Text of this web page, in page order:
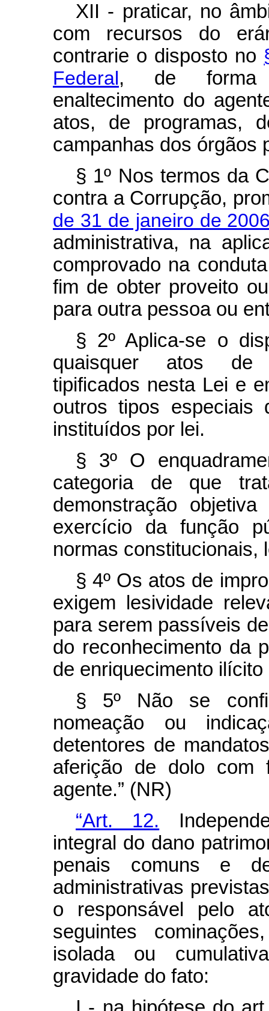
XII - praticar, no
com recursos do
contrarie o disposto no
Federal, de forma
enaltecimento do
atos, de programas,
campanhas dos órgãos
§ 1º Nos termos da
contra a Corrupção,
de 31 de janeiro de
administrativa, na
comprovado na
fim de obter proveito
para outra pessoa ou
§ 2º Aplica-se o
quaisquer atos de
tipificados nesta Lei e
outros tipos especiais
instituídos por lei.
§ 3º O
categoria de que
demonstração
exercício da função
normas constitucionais,
§ 4º Os atos de
exigem lesividade
para serem passíveis
do reconhecimento da
de enriquecimento
§ 5º Não se
nomeação ou
detentores de
aferição de dolo com
agente.” (NR)
“Art. 12.
integral do dano
penais comuns e
administrativas
o responsável pelo
seguintes
isolada ou
gravidade do fato: